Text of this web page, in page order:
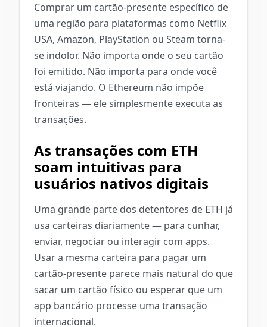
Comprar um cartão-presente específico de
uma região para plataformas como Netflix
USA, Amazon, PlayStation ou Steam torna-
se indolor. Não importa onde o seu cartão
foi emitido. Não importa para onde você
está viajando. O Ethereum não impõe
fronteiras — ele simplesmente executa as
transações.
As transações com ETH
soam intuitivas para
usuários nativos digitais
Uma grande parte dos detentores de ETH já
usa carteiras diariamente — para cunhar,
enviar, negociar ou interagir com apps.
Usar a mesma carteira para pagar um
cartão-presente parece mais natural do que
sacar um cartão físico ou esperar que um
app bancário processe uma transação
internacional.